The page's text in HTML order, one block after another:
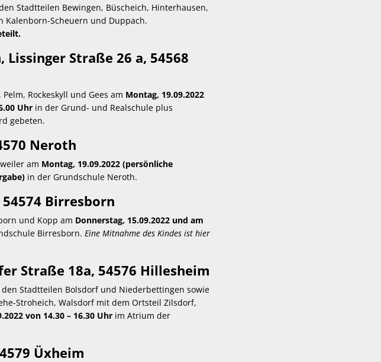
Stadtteilen Bewingen, Büscheich, Hinterhausen,
Kalenborn-Scheuern und Duppach.
Straße 26 a, 54568
Rockeskyll und Gees am Montag, 19.09.2022
Uhr in der Grund- und Realschule plus
gebeten.
Neroth
am Montag, 19.09.2022 (persönliche
in der Grundschule Neroth.
Birresborn
und Kopp am Donnerstag, 15.09.2022 und am
Birresborn. Eine Mitnahme des Kindes ist hier
Straße 18a, 54576 Hillesheim
Stadtteilen Bolsdorf und Niederbettingen sowie
Stroheich, Walsdorf mit dem Ortsteil Zilsdorf,
von 14.30 – 16.30 Uhr im Atrium der
Üxheim